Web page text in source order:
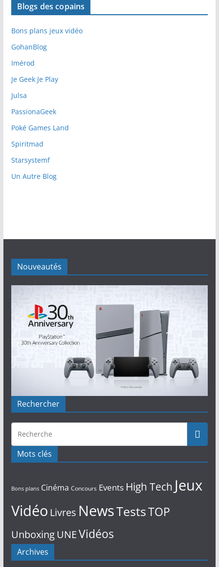
Blogs des copains
Bons plans jeux vidéo
GohanBlog
Imérod
Je Geek Je Play
Julsa
PassionaGeek
Poké Games Land
Spiritmad
Starsystemf
Un Autre Blog
Nouveautés
Rechercher
Mots clés
Bons plans Cinéma Concours Events High Tech Jeux
Vidéo Livres NewsTestsTOP
UnboxingUNEVidéos
Archives